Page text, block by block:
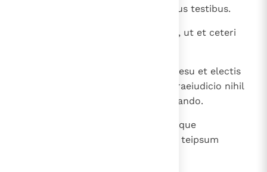
recipere, nisi sub duobus vel tribus testibus.
Peccantes coram omnibus argue, ut et ceteri
Testificor coram Deo et Christo Iesu et electis
angelis, ut haec custodias sine praeiudicio nihil
faciens in aliquam partem declinando.
Manus cito nemini imposueris neque
communicaveris peccatis alienis; teipsum